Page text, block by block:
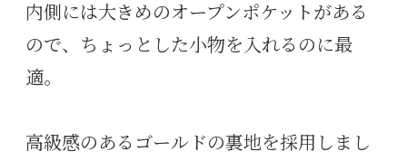
内側には大きめのオープンポケットがある
ので、ちょっとした小物を入れるのに最
適。
高級感のあるゴールドの裏地を採用しまし